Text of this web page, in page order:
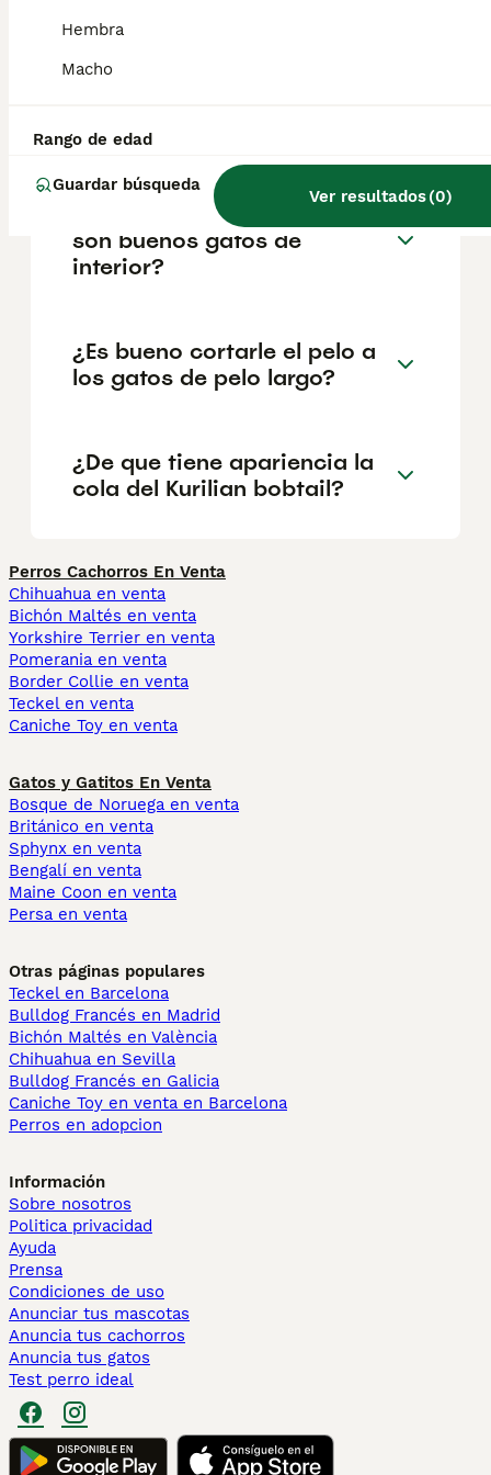
Hembra
Macho
Rango de edad
Guardar búsqueda
Ver resultados(0)
geográfica. Es fundamental acudir a
salud y el bienestar de los animales.
decisión.
¿Los gatos Kurilian bobtail
son buenos gatos de
interior?
¿Es bueno cortarle el pelo a
los gatos de pelo largo?
¿De que tiene apariencia la
cola del Kurilian bobtail?
Perros Cachorros En Venta
Chihuahua en venta
Bichón Maltés en venta
Yorkshire Terrier en venta
Pomerania en venta
Border Collie en venta
Teckel en venta
Caniche Toy en venta
Gatos y Gatitos En Venta
Bosque de Noruega en venta
Británico en venta
Sphynx en venta
Bengalí en venta
Maine Coon en venta
Persa en venta
Otras páginas populares
Teckel en Barcelona
Bulldog Francés en Madrid
Bichón Maltés en València
Chihuahua en Sevilla
Bulldog Francés en Galicia
Caniche Toy en venta en Barcelona
Perros en adopcion
Información
Sobre nosotros
Politica privacidad
Ayuda
Prensa
Condiciones de uso
Anunciar tus mascotas
Anuncia tus cachorros
Anuncia tus gatos
Test perro ideal